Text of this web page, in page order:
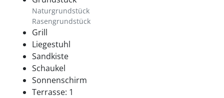
Naturgrundstück
Rasengrundstück
Grill
Liegestuhl
Sandkiste
Schaukel
Sonnenschirm
Terrasse: 1